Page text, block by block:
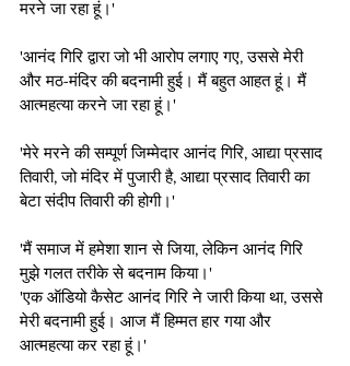
मरने जा रहा हूं।'
'आनंद गिरि द्वारा जो भी आरोप लगाए गए, उससे मेरी
और मठ-मंदिर की बदनामी हुई। मैं बहुत आहत हूं। मैं
आत्महत्या करने जा रहा हूं।'
'मेरे मरने की सम्पूर्ण जिम्मेदार आनंद गिरि, आद्या प्रसाद
तिवारी, जो मंदिर में पुजारी है, आद्या प्रसाद तिवारी का
बेटा संदीप तिवारी की होगी।'
'मैं समाज में हमेशा शान से जिया, लेकिन आनंद गिरि
मुझे गलत तरीके से बदनाम किया।'
'एक ऑडियो कैसेट आनंद गिरि ने जारी किया था, उससे
मेरी बदनामी हुई। आज मैं हिम्मत हार गया और
आत्महत्या कर रहा हूं।'